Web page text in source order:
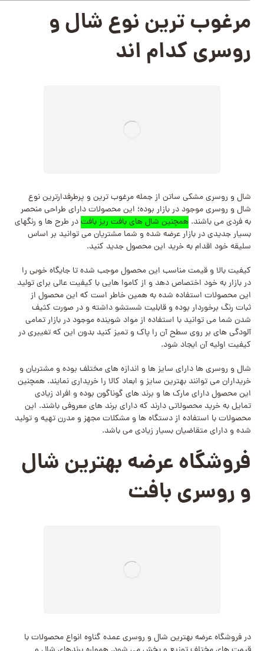
مرغوب ترین نوع شال و
روسری کدام اند
شال و روسری مشکی ساتن از جمله مرغوب ترین و پرطرفدارترین نوع
شال و روسری موجود در بازار بوده؛ این محصولات دارای طراحی منحصر
به فردی می باشند.همچنین شال های بافت ریز بافتدر طرح ها و رنگهای
بسیار جدیدی در بازار عرضه شده و شما مشتریان می توانید بر اساس
سلیقه خود اقدام به خرید این محصول جدید کنید.
کیفیت بالا و قیمت مناسب این محصول موجب شده تا جایگاه خوبی را
در بازار به خود اختصاص دهد و از کاموا هایی با کیفیت عالی برای تولید
این محصولات استفاده شده به همین خاطر است که این محصول از
ثبات رنگ برخوردار بوده و قابلیت شستشو داشته و در صورت کثیف
شدن شما می توانید با استفاده از مواد شوینده موجود در بازار تمامی
آلودگی‌ های بر روی سطح آن را پاک و تمیز کنید بدون این که تغییری در
کیفیت اولیه آن ایجاد شود.
شال و روسری ها دارای سایز ها و اندازه های مختلف بوده و مشتریان و
خریداران می توانند بهترین سایز و ابعاد کالا را خریداری نمایند. همچنین
این محصول دارای مارک ها و برند های گوناگون بوده و افراد زیادی
تمایل به خرید محصولاتی دارند که دارای برند های معروفی باشند. این
محصولات با استفاده از دستگاه ها و مشکلات مجهز و مدرن تهیه و تولید
شده و دارای متقاضیان بسیار زیادی می باشد.
فروشگاه عرضه بهترین شال
و روسری بافت
در فروشگاه عرضه بهترین شال و روسری عمده گناوه انواع محصولات با